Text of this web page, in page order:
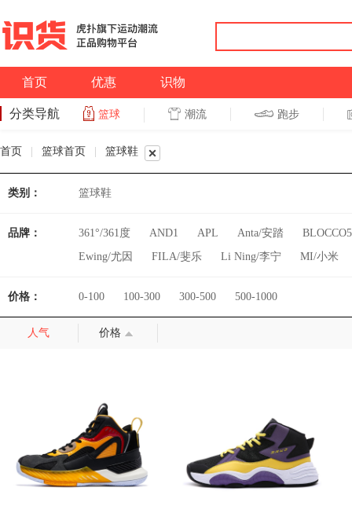
首页 优惠 识物
分类导航 篮球 潮流 跑步
首页 篮球首页 篮球鞋
类别： 篮球鞋
品牌： 361°/361度 AND1 APL Anta/安踏
BLOCCO5
Ewing/尤因
FILA/斐乐 Li Ning/李宁
MI/小米
价格：
0-100 100-300 300-500 500-1000
人气 价格